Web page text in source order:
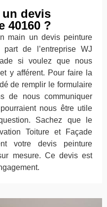
devis
40160 ?
main un devis peinture
de l’entreprise WJ
si voulez que nous
y afférent. Pour faire la
de remplir le formulaire
de nous communiquer
nous être utile
Sachez que le
Toiture et Façade
votre devis peinture
mesure. Ce devis est